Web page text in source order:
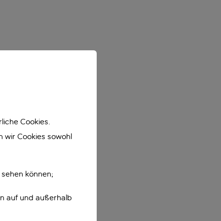
Cookies.
wir Cookies sowohl
können;
auf und außerhalb